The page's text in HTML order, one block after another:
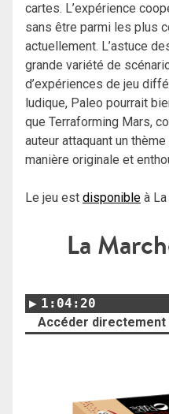
cartes. L’expérience
sans être parmi les plus
actuellement. L’astuce
grande variété de
d’expériences de jeu
ludique, Paleo pourrait
que Terraforming Mars,
auteur attaquant un
manière originale et
Le jeu est disponible à
La
1:04:20
Accéder directement